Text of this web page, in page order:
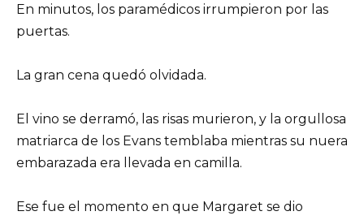
En minutos, los paramédicos irrumpieron por las
puertas.
La gran cena quedó olvidada.
El vino se derramó, las risas murieron, y la orgullosa
matriarca de los Evans temblaba mientras su nuera
embarazada era llevada en camilla.
Ese fue el momento en que Margaret se dio